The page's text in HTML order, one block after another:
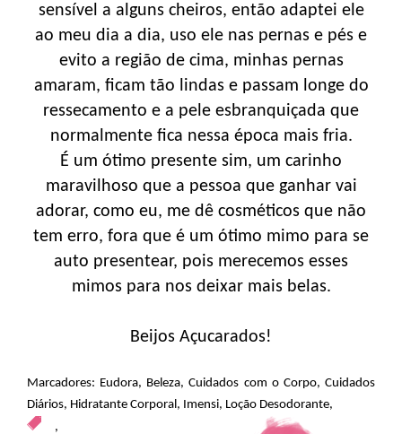
sensível a alguns cheiros, então adaptei ele
ao meu dia a dia, uso ele nas pernas e pés e
evito a região de cima, minhas pernas
amaram, ficam tão lindas e passam longe do
ressecamento e a pele esbranquiçada que
normalmente fica nessa época mais fria.
É um ótimo presente sim, um carinho
maravilhoso que a pessoa que ganhar vai
adorar, como eu, me dê cosméticos que não
tem erro, fora que é um ótimo mimo para se
auto presentear, pois merecemos esses
mimos para nos deixar mais belas.
Beijos Açucarados!
Marcadores: Eudora, Beleza,Cuidados com o Corpo,Cuidados
Diários, Hidratante Corporal , Imensi, Loção Desodorante,
,